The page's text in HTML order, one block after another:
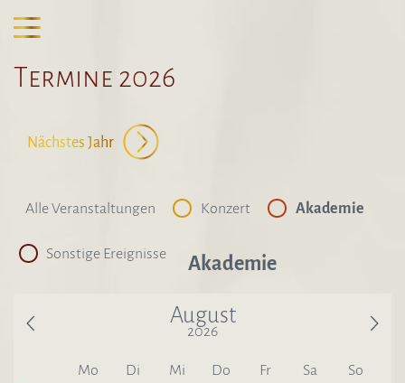
Termine 2026
Nächstes Jahr
Alle Veranstaltungen Konzert Akademie
Sonstige Ereignisse Akademie
Letzter Monat
August
2026
Mo Di Mi Do Fr Sa
So